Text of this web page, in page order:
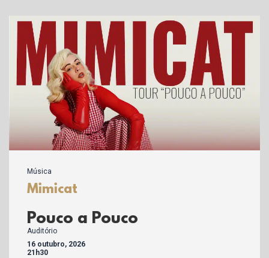
Música
Mimicat
Pouco a Pouco
Auditório
16 outubro, 2026
21h30